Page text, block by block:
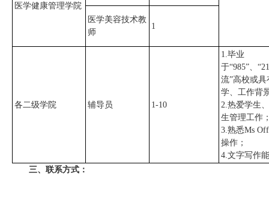
医学健康管理学院
医学美容技术教
师
1
各二级学院 辅导员 1-10
1.毕业
于“985”、
流”高校或
学、工作背
2.热爱学生
生管理工作
3.熟悉Ms
操作；
4.文字写作
三、 联系方式：